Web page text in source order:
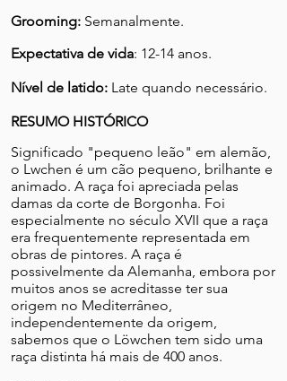
Grooming: Semanalmente.
Expectativa de vida: 12-14 anos.
Nível de latido: Late quando necessário.
RESUMO HISTÓRICO
Significado "pequeno leão" em alemão,
o Lwchen é um cão pequeno, brilhante e
animado. A raça foi apreciada pelas
damas da corte de Borgonha. Foi
especialmente no século XVII que a raça
era frequentemente representada em
obras de pintores. A raça é
possivelmente da Alemanha, embora por
muitos anos se acreditasse ter sua
origem no Mediterrâneo,
independentemente da origem,
sabemos que o Löwchen tem sido uma
raça distinta há mais de 400 anos.